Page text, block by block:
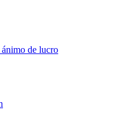
de lucro